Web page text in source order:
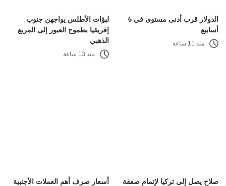
الدولار قرب أدنى مستوى في 6
أسابيع
منذ 11 ساعة
لبؤات الأطلس يواجهن جنوب
إفريقيا بطموح العبور إلى المربع
الذهبي
منذ 13 ساعة
صلاح يصل إلى تركيا لإتمام صفقة
أسعار صرف أهم العملات الأجنبية